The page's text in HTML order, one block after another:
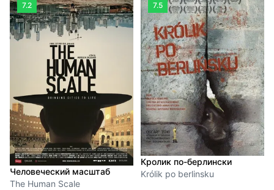
7.2
Человеческий масштаб
The Human Scale
7.5
Кролик по-берлински
Królik po berlinsku